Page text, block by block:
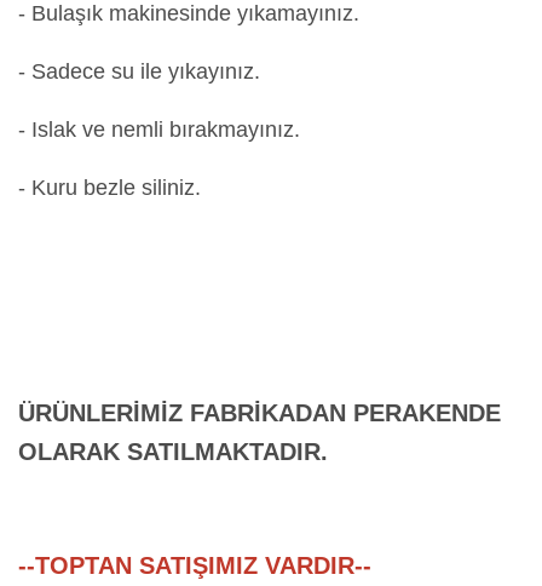
- Bulaşık makinesinde yıkamayınız.
- Sadece su ile yıkayınız.
- Islak ve nemli bırakmayınız.
- Kuru bezle siliniz.
ÜRÜNLERİMİZ FABRİKADAN PERAKENDE
OLARAK SATILMAKTADIR.
--TOPTAN SATIŞIMIZ VARDIR--